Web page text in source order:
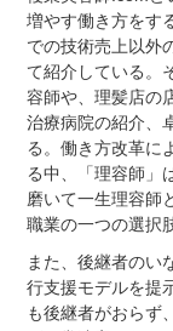
増やす働き方をす
での技術売上以外
て紹介している。
容師や、理髪店の
治療病院の紹介、
る。働き方改革に
る中、「理容師」
磨いて一生理容師
職業の一つの選択
また、後継者のい
行支援モデルを提
も後継者がおらず